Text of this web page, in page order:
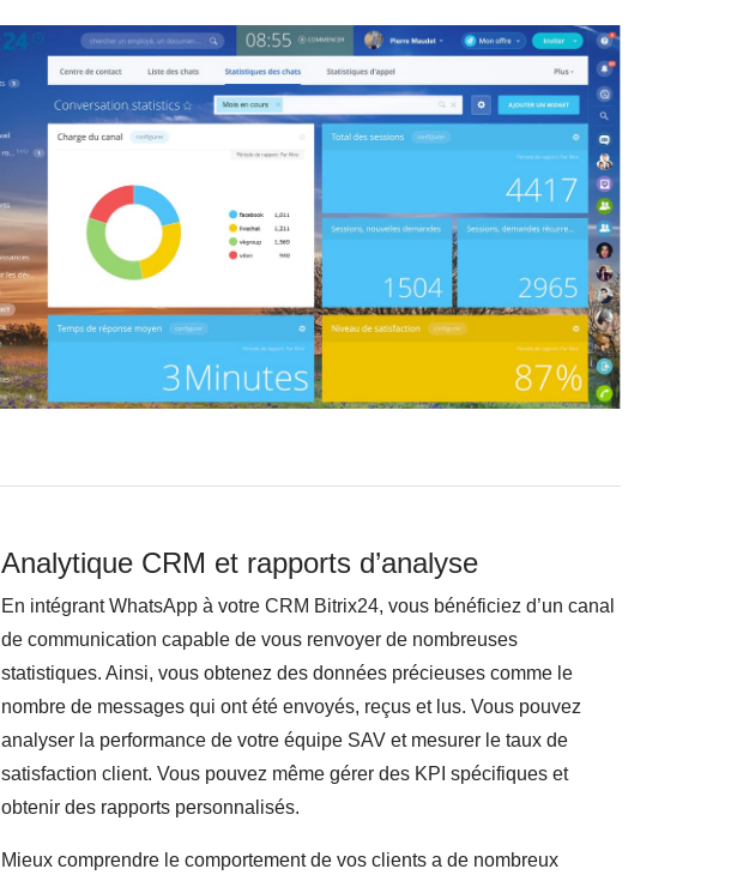
Analytique CRM et rapports d’analyse
En intégrant WhatsApp à votre CRM Bitrix24, vous bénéficiez d’un canal
de communication capable de vous renvoyer de nombreuses
statistiques. Ainsi, vous obtenez des données précieuses comme le
nombre de messages qui ont été envoyés, reçus et lus. Vous pouvez
analyser la performance de votre équipe SAV et mesurer le taux de
satisfaction client. Vous pouvez même gérer des KPI spécifiques et
obtenir des rapports personnalisés.
Mieux comprendre le comportement de vos clients a de nombreux